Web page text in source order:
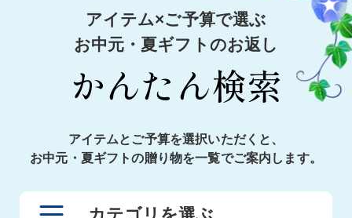
アイテム×ご予算で選ぶ
お中元・夏ギフトのお返し
かんたん検索
アイテムとご予算を選択いただくと、
お中元・夏ギフトの贈り物を一覧でご案内します。